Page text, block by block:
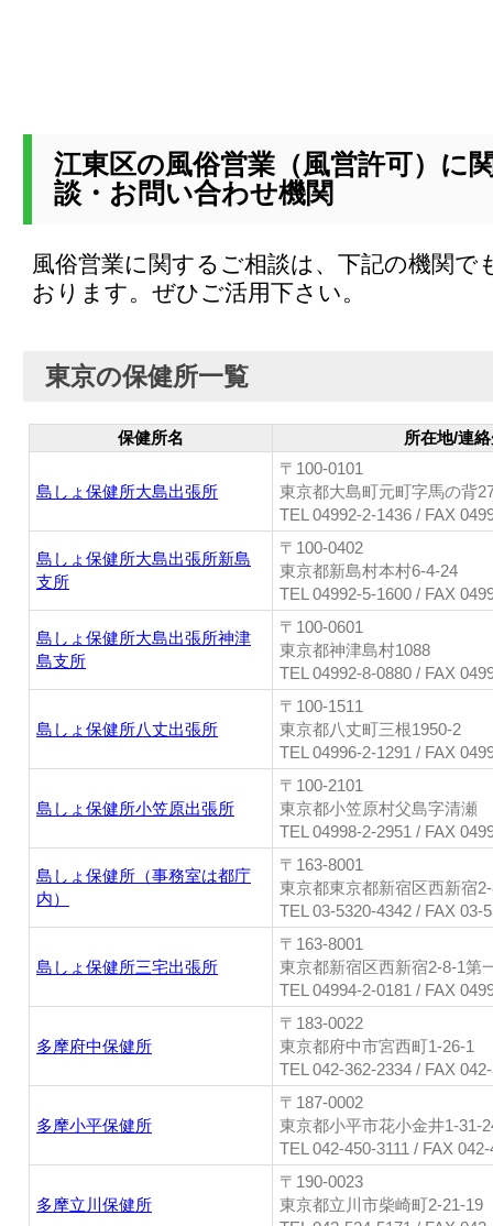
江東区の風俗営業（風営許可）に
談・お問い合わせ機関
風俗営業に関するご相談は、下記の機関で
おります。ぜひご活用下さい。
東京の保健所一覧
保健所名 所在地/連
島しょ保健所大島出張所
〒100-0101
東京都大島町元町字馬の背
TEL 04992-2-1436 / FAX
島しょ保健所大島出張所新島
支所
〒100-0402
東京都新島村本村6-4-24
TEL 04992-5-1600 / FAX
島しょ保健所大島出張所神津
島支所
〒100-0601
東京都神津島村1088
TEL 04992-8-0880 / FAX
島しょ保健所八丈出張所
〒100-1511
東京都八丈町三根1950-2
TEL 04996-2-1291 / FAX
島しょ保健所小笠原出張所
〒100-2101
東京都小笠原村父島字清瀬
TEL 04998-2-2951 / FAX
島しょ保健所（事務室は都庁
内）
〒163-8001
東京都東京都新宿区西新宿
TEL 03-5320-4342 / FAX 03-
島しょ保健所三宅出張所
〒163-8001
東京都新宿区西新宿2-8-1第
TEL 04994-2-0181 / FAX
多摩府中保健所
〒183-0022
東京都府中市宮西町1-26-1
TEL 042-362-2334 / FAX
多摩小平保健所
〒187-0002
東京都小平市花小金井1-31-
TEL 042-450-3111 / FAX
多摩立川保健所
〒190-0023
東京都立川市柴崎町2-21-19